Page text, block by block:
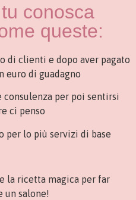
conosca
queste:
di clienti e dopo aver pagato
euro di guadagno
consulenza per poi sentirsi
ci penso
per lo più servizi di base
la ricetta magica per far
un salone!